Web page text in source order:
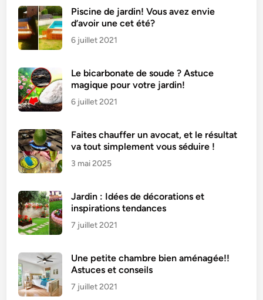
Piscine de jardin! Vous avez envie
d’avoir une cet été?
6 juillet 2021
Le bicarbonate de soude ? Astuce
magique pour votre jardin!
6 juillet 2021
Faites chauffer un avocat, et le résultat
va tout simplement vous séduire !
3 mai 2025
Jardin : Idées de décorations et
inspirations tendances
7 juillet 2021
Une petite chambre bien aménagée!!
Astuces et conseils
7 juillet 2021